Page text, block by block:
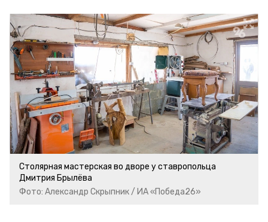
Столярная мастерская во дворе у ставропольца
Дмитрия Брылёва
Фото: Александр Скрыпник / ИА «Победа26»